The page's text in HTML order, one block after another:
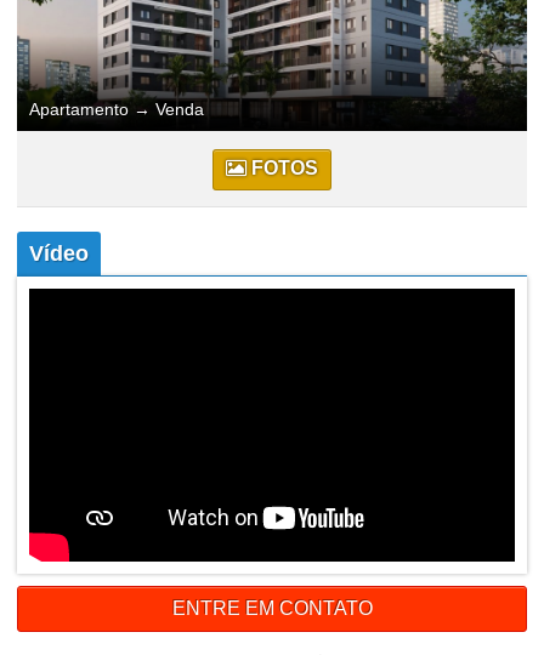
Apartamento → Venda
FOTOS
Vídeo
ENTRE EM CONTATO